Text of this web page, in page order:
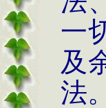
一
及
法。